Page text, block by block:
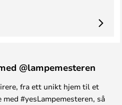
@lampemesteren
fra ett unikt hjem til et
#yesLampemesteren, så